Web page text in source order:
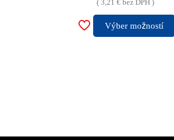
(3,21€ bez DPH )
Výber možností